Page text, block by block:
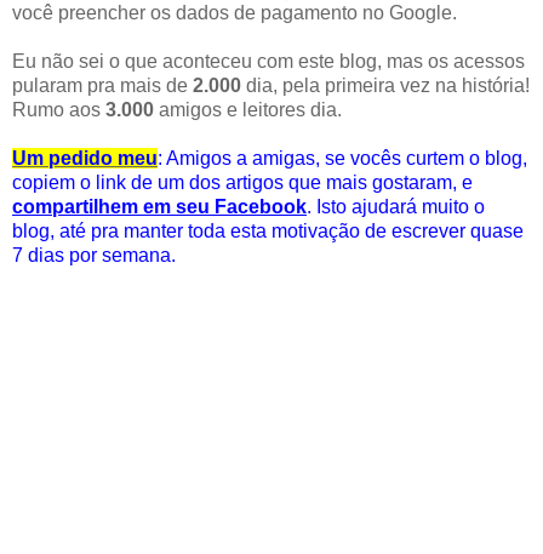
você preencher os dados de pagamento no Google.
Eu não sei o que aconteceu com este blog, mas os acessos
pularam pra mais de 2.000 dia, pela primeira vez na história!
Rumo aos 3.000 amigos e leitores dia.
Um pedido meu: Amigos a amigas, se vocês curtem o blog,
copiem o link de um dos artigos que mais gostaram, e
compartilhem em seu Facebook. Isto ajudará muito o
blog, até pra manter toda esta motivação de escrever quase
7 dias por semana.